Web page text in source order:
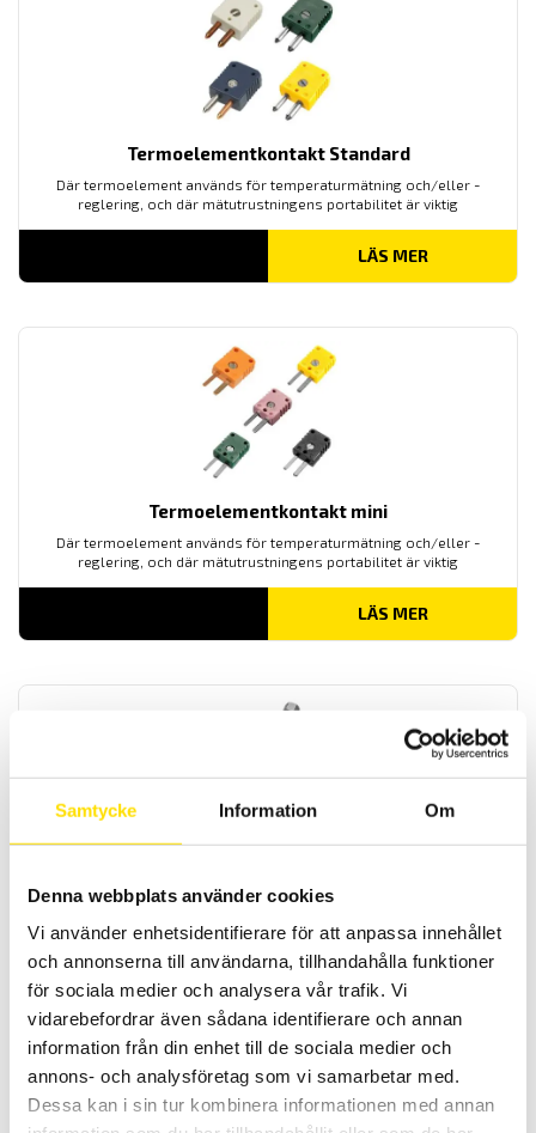
Samtycke Information Om
Denna webbplats använder cookies
Vi använder enhetsidentifierare för att anpassa innehållet
och annonserna till användarna, tillhandahålla funktioner
för sociala medier och analysera vår trafik. Vi
vidarebefordrar även sådana identifierare och annan
information från din enhet till de sociala medier och
annons- och analysföretag som vi samarbetar med.
Dessa kan i sin tur kombinera informationen med annan
Termoelementkontakt Standard
Där termoelement används för temperaturmätning och/eller -
reglering, och där mätutrustningens portabilitet är viktig
LÄS MER
Termoelementkontakt mini
Där termoelement används för temperaturmätning och/eller -
reglering, och där mätutrustningens portabilitet är viktig
LÄS MER
Dykrör/Skyddsrör till så väl termoelement som motståndsgivare.
LÄS MER